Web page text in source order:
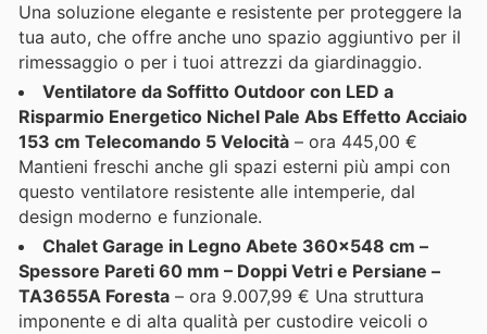
Una soluzione elegante e resistente per proteggere la
tua auto, che offre anche uno spazio aggiuntivo per il
rimessaggio o per i tuoi attrezzi da giardinaggio.
Ventilatore da Soffitto Outdoor con LED a
Risparmio Energetico Nichel Pale Abs Effetto Acciaio
153 cm Telecomando 5 Velocità – ora 445,00 €
Mantieni freschi anche gli spazi esterni più ampi con
questo ventilatore resistente alle intemperie, dal
design moderno e funzionale.
Chalet Garage in Legno Abete 360x548 cm –
Spessore Pareti 60 mm – Doppi Vetri e Persiane –
TA3655A Foresta – ora 9.007,99 € Una struttura
imponente e di alta qualità per custodire veicoli o